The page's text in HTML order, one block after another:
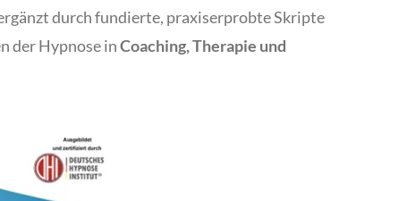
durch fundierte, praxiserprobte Skripte
der Hypnose inCoaching, Therapie und